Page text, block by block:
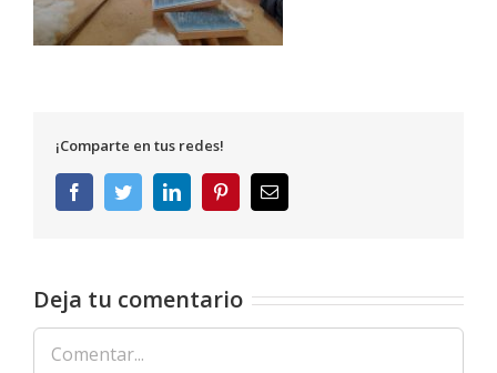
¡Comparte en tus redes!
FacebookTwitterLinkedInPinterestCorreo
electrónico
Deja tu comentario
Comentar